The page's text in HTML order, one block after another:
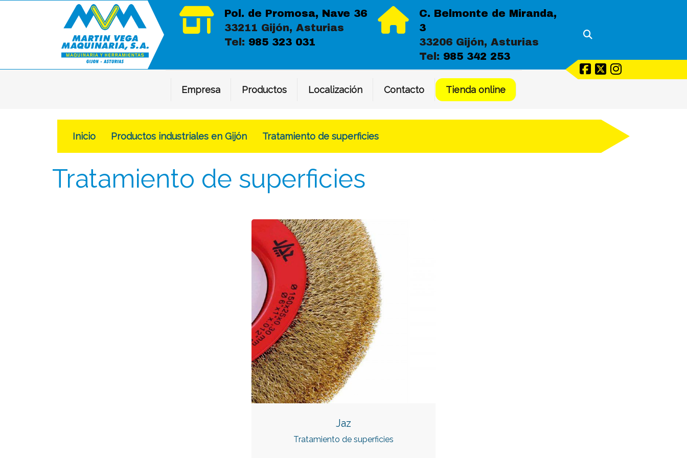
Pol. de Promosa, Nave 36
33211 Gijón, Asturias
Tel: 985 323 031
C. Belmonte de Miranda,
3
33206 Gijón, Asturias
Tel: 985 342 253
Empresa Productos Localización Contacto Tienda online
Inicio Productos industriales en Gijón Tratamiento de superficies
Tratamiento de superficies
Jaz
Tratamiento de superficies